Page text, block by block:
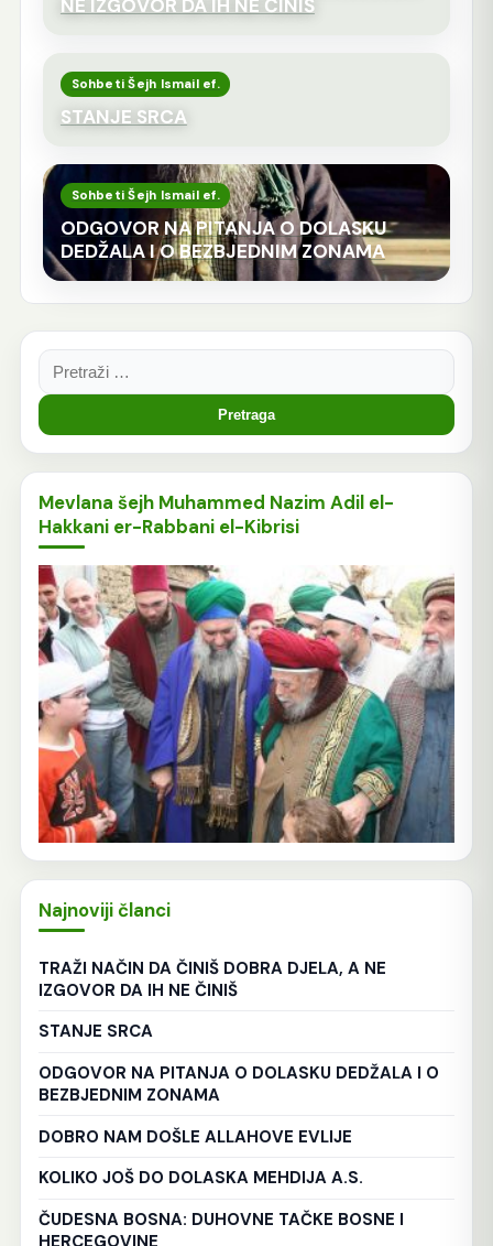
NE IZGOVOR DA IH NE ČINIŠ
Sohbeti Šejh Ismail ef.
STANJE SRCA
Sohbeti Šejh Ismail ef.
ODGOVOR NA PITANJA O DOLASKU
DEDŽALA I O BEZBJEDNIM ZONAMA
Pretraga:
Mevlana šejh Muhammed Nazim Adil el-
Hakkani er-Rabbani el-Kibrisi
Najnoviji članci
TRAŽI NAČIN DA ČINIŠ DOBRA DJELA, A NE
IZGOVOR DA IH NE ČINIŠ
STANJE SRCA
ODGOVOR NA PITANJA O DOLASKU DEDŽALA I O
BEZBJEDNIM ZONAMA
DOBRO NAM DOŠLE ALLAHOVE EVLIJE
KOLIKO JOŠ DO DOLASKA MEHDIJA A.S.
ČUDESNA BOSNA: DUHOVNE TAČKE BOSNE I
HERCEGOVINE